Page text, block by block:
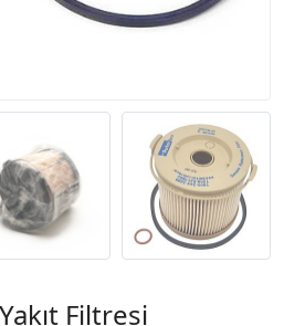
Filtresi